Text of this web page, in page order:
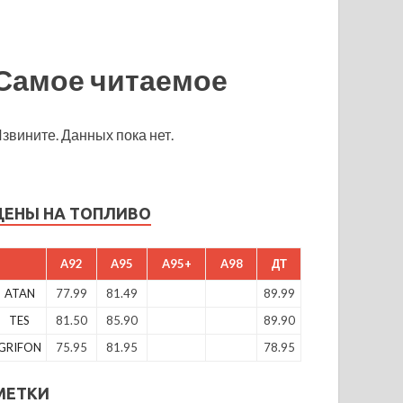
читаемое
Данных пока нет.
НА ТОПЛИВО
A92 A95 A95+ A98 ДТ
ATAN 77.99 81.49
89.99
TES
81.50 85.90
89.90
75.95 81.95 78.95